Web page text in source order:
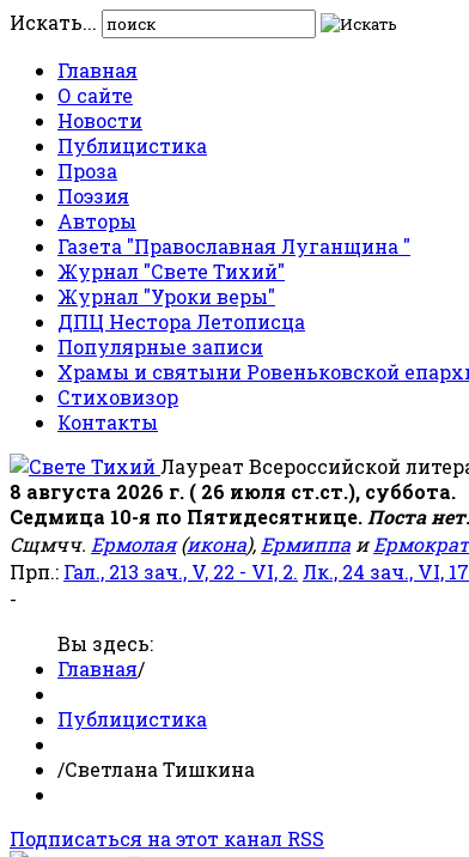
Искать...
Главная
О сайте
Новости
Публицистика
Проза
Поэзия
Авторы
Газета "Православная Луганщина "
Журнал "Свете Тихий"
Журнал "Уроки веры"
ДПЦ Нестора Летописца
Популярные записи
Храмы и святыни Ровеньковской
Стиховизор
Контакты
Лауреат Всероссийской
8 августа 2026 г. ( 26 июля ст.ст.), суббота.
Седмица 10-я по Пятидесятнице. Поста нет.
Сщмчч. Ермолая(икона), Ермиппа и
Прп.: Гал., 213 зач., V, 22 - VI, 2. Лк., 24 зач., VI,
-
Вы здесь:
Главная/
Публицистика
/Светлана Тишкина
Подписаться на этот канал RSS